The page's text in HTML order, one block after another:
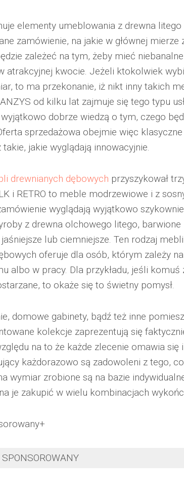
elementy umeblowania z drewna litego
zamówienie, na jakie w głównej mierze
zależeć na tym, żeby mieć
atrakcyjnej kwocie. Jeżeli ktokolwiek
to ma przekonanie, iż nikt inny takich
od kilku lat zajmuje się tego typu
dobrze wiedzą o tym, czego
sprzedażowa obejmie więc
jakie wyglądają innowacyjnie.
drewnianych dębowych przyszykował
i RETRO to meble modrzewiowe i z
wyglądają wyjątkowo
z drewna olchowego litego, barwione
lub ciemniejsze. Ten rodzaj
oferuje dla osób, którym zależy
albo w pracy. Dla przykładu, jeśli komuś
to okaże się to świetny pomysł.
domowe gabinety, bądź też inne
kolekcje zaprezentują się
na to że każde zlecenie omawia się
każdorazowo są zadowoleni z tego,
wymiar zrobione są na bazie
je zakupić w wielu kombinacjach